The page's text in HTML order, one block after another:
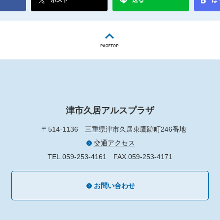
津市久居アルスプラザ
〒514-1136 三重県津市久居東鷹跡町246番地
交通アクセス
TEL.059-253-4161 FAX.059-253-4171
お問い合わせ